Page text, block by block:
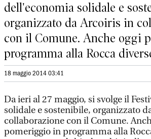
dell'economia solidale e
organizzato da Arcoiris in
con il Comune. Anche oggi
programma alla Rocca
18 maggio 2014 03:41
Da ieri al 27 maggio, si svolge il
solidale e sostenibile, organizzato
collaborazione con il Comune.
pomeriggio in programma alla